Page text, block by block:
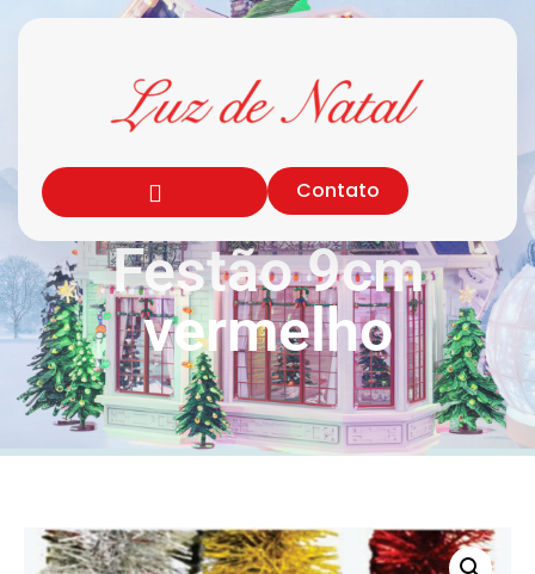
Contato
Festão 9cm
vermelho